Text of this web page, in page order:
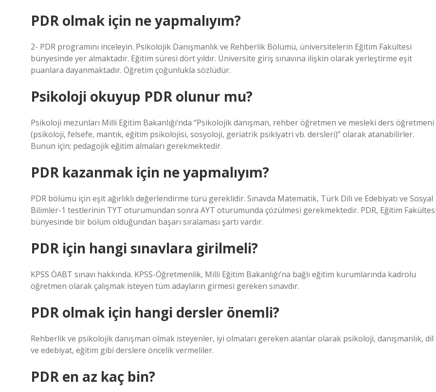
PDR olmak için ne yapmalıyım?
2- PDR programını inceleyin. Psikolojik Danışmanlık ve Rehberlik Bölümü, üniversitelerin Eğitim Fakültesi
bünyesinde yer almaktadır. Eğitim süresi dört yıldır. Üniversite giriş sınavına ilişkin olarak yerleştirme eşit
puanlara dayanmaktadır. Öğretim çoğunlukla sözlüdür.
Psikoloji okuyup PDR olunur mu?
Psikoloji mezunları Milli Eğitim Bakanlığı’nda “Psikolojik danışman, rehber öğretmen ve mesleki ders öğretmeni
(psikoloji, felsefe, mantık, eğitim psikolojisi, sosyoloji, geriatrik psikiyatri vb. dersleri)” olarak atanabilirler.
Bunun için; pedagojik eğitim almaları gerekmektedir.
PDR kazanmak için ne yapmalıyım?
PDR bölümü için eşit ağırlıklı değerlendirme türü gereklidir. Sınavda Matematik, Türk Dili ve Edebiyatı ve Sosyal
Bilimler-1 testlerinin TYT oturumundan sonra AYT oturumunda çözülmesi gerekmektedir. PDR, Eğitim
bünyesinde bir bölüm olduğundan başarı sıralaması şartı vardır.
PDR için hangi sınavlara girilmeli?
KPSS ÖABT sınavı hakkında. KPSS-Öğretmenlik, Milli Eğitim Bakanlığı’na bağlı eğitim kurumlarında kadrolu
öğretmen olarak çalışmak isteyen tüm adayların girmesi gereken sınavdır.
PDR olmak için hangi dersler önemli?
Rehberlik ve psikolojik danışman olmak isteyenler, iyi olmaları gereken alanlar olarak psikoloji, danışmanlık, dil
ve edebiyat, eğitim gibi derslere öncelik vermeliler.
PDR en az kaç bin?